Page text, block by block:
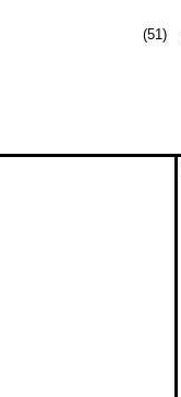
(51)